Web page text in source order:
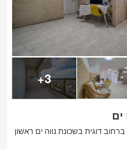
3+
ים
4.5 חדרים ברחוב דוגית בשכונת נווה ים ראשון